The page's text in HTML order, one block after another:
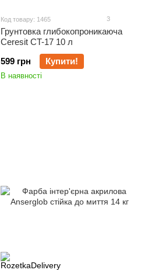
Код товару: 1465 3
Грунтовка глибокопроникаюча
Ceresit CT-17 10 л
599 грн
Купити!
В наявності